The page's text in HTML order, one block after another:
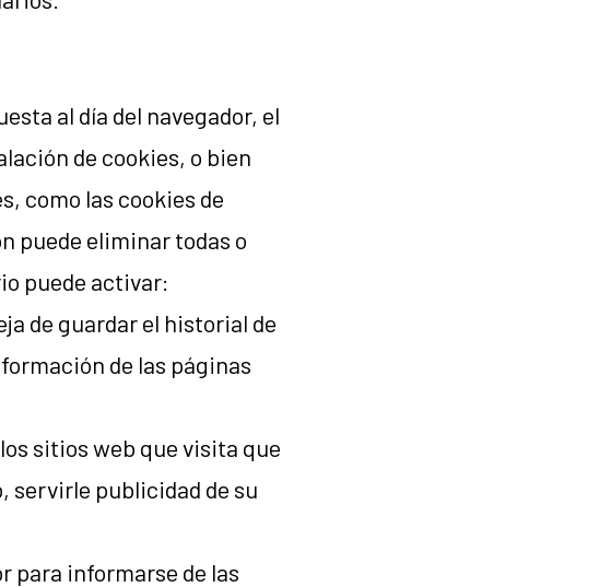
al día del navegador, el
de cookies, o bien
como las cookies de
puede eliminar todas o
puede activar:
de guardar el historial de
de las páginas
sitios web que visita que
servirle publicidad de su
para informarse de las